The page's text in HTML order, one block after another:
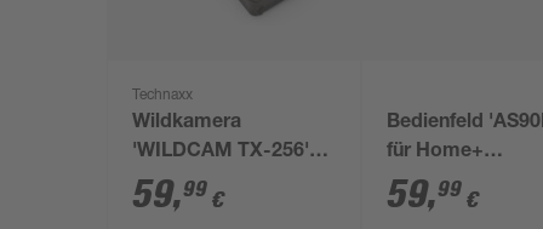
Technaxx
Wildkamera
'WILDCAM TX-256'
1080P 3840 x 2160
Pixel IP 66
59,99 €
Bedienfeld
für Home+
Alarmsystem
59,99 €